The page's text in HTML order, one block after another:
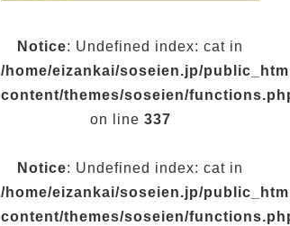
Notice: Undefined index: cat in
/home/eizankai/soseien.jp/
content/themes/soseien/
on line 337
Notice: Undefined index: cat in
/home/eizankai/soseien.jp/
content/themes/soseien/